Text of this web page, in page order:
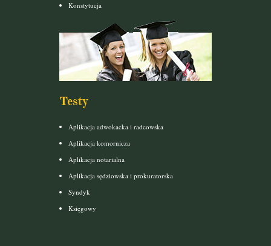
Konstytucja
Testy
Aplikacja adwokacka i radcowska
Aplikacja komornicza
Aplikacja notarialna
Aplikacja sędziowska i prokuratorska
Syndyk
Księgowy